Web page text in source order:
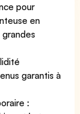
pour
en
garantis à
: